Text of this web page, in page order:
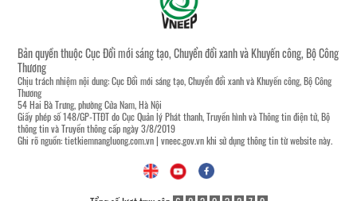
Bản quyền thuộc Cục Đổi mới sáng tạo, Chuyển đổi xanh và Khuyến công, Bộ Công
Thương
Chịu trách nhiệm nội dung: Cục Đổi mới sáng tạo, Chuyển đổi xanh và Khuyến công, Bộ Công
Thương
54 Hai Bà Trưng, phường Cửa Nam, Hà Nội
Giấy phép số 148/GP-TTĐT do Cục Quản lý Phát thanh, Truyền hình và Thông tin điện tử, Bộ
thông tin và Truyền thông cấp ngày 3/8/2019
Ghi rõ nguồn:tietkiemnangluong.com.vn| vneec.gov.vnkhi sử dụng thông tin từ website này.